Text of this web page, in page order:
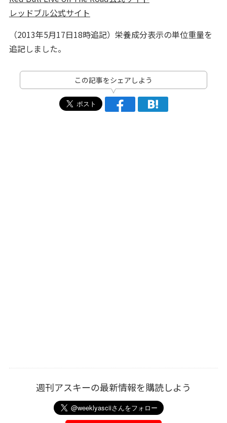
レッドブル公式サイト
（2013年5月17日18時追記）栄養成分表示の単位重量を
追記しました。
この記事をシェアしよう
週刊アスキーの最新情報を購読しよう